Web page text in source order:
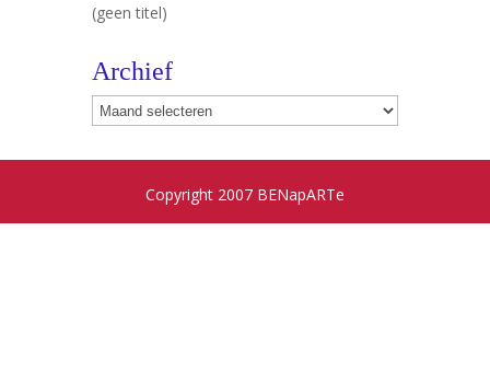
(geen titel)
Archief
Archief
Copyright 2007 BENapARTe